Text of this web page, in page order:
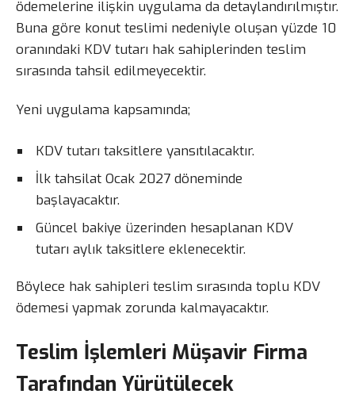
ödemelerine ilişkin uygulama da detaylandırılmıştır.
Buna göre konut teslimi nedeniyle oluşan yüzde 10
oranındaki KDV tutarı hak sahiplerinden teslim
sırasında tahsil edilmeyecektir.
Yeni uygulama kapsamında;
KDV tutarı taksitlere yansıtılacaktır.
İlk tahsilat Ocak 2027 döneminde
başlayacaktır.
Güncel bakiye üzerinden hesaplanan KDV
tutarı aylık taksitlere eklenecektir.
Böylece hak sahipleri teslim sırasında toplu KDV
ödemesi yapmak zorunda kalmayacaktır.
Teslim İşlemleri Müşavir Firma
Tarafından Yürütülecek